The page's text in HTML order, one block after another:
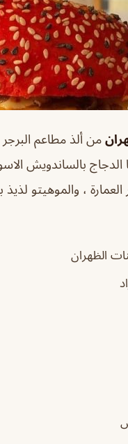
من ألذ مطاعم
الدجاج بالساندويش
العمارة ، والموهيتو
الظهران